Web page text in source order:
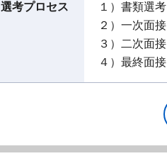
選考プロセス
１）書類選考
２）一次面接
３）二次面接
４）最終面接